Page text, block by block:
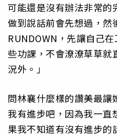
可能還是沒有辦法非常的
做到說話前會先想過，然
RUNDOWN，先讓自己
些功課，不會潦潦草草就
況外。」
問林襄什麼樣的讚美最
我有進步吧，因為我一直
果我不知道有沒有進步的